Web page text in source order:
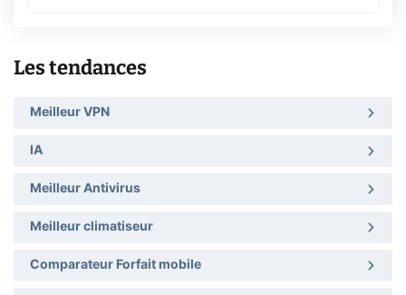
Les tendances
Meilleur VPN
IA
Meilleur Antivirus
Meilleur climatiseur
Comparateur Forfait mobile